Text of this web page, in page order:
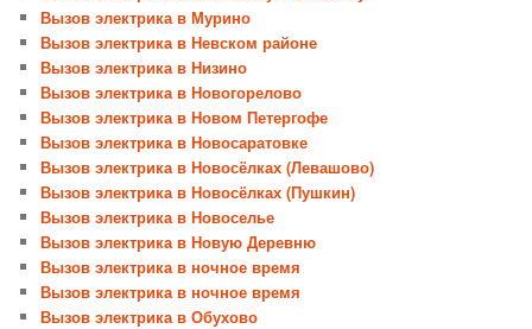
Вызов электрика в Мурино
Вызов электрика в Невском районе
Вызов электрика в Низино
Вызов электрика в Новогорелово
Вызов электрика в Новом Петергофе
Вызов электрика в Новосаратовке
Вызов электрика в Новосёлках (Левашово)
Вызов электрика в Новосёлках (Пушкин)
Вызов электрика в Новоселье
Вызов электрика в Новую Деревню
Вызов электрика в ночное время
Вызов электрика в ночное время
Вызов электрика в Обухово